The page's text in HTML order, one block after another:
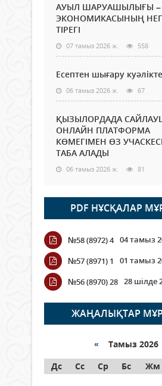
АУЫЛ ШАРУАШЫЛЫҒЫ –
ЭКОНОМИКАСЫНЫҢ
ТІРЕГІ
07 тамыз 2026 ж. 558
Есептен шығару
06 тамыз 2026 ж. 67
ҚЫЗЫЛОРДАДА
ОНЛАЙН ПЛАТФОРМА
КӨМЕГІМЕН ӨЗ
ТАБА АЛАДЫ
06 тамыз 2026 ж. 81
Open Air: Қызылорда
полиция департаменті
мыңнан астам
қауіпсіздігін қамтамасыз
06 тамыз 2026 ж.
Wi-Fi ҚАБЫРҒА АРҚЫЛЫ
ӨТЕДІ?
06 тамыз 2026 ж. 257
граждане Казахстана,
05 тамыз 2026 ж. 139
PDF НҰСҚАЛАР
№58 (8972) 4 04 тамыз
№57 (8971) 1
01 тамыз
№56 (8970) 28 28 шілде
ЖАҢАЛЫҚТАР
« Тамыз
Дс
Сс Ср Бс Жм